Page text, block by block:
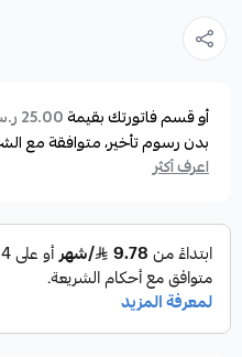
أو قسم فاتورتك بقيمة25.00 ر.س
بدون رسوم تأخير، متوافقة مع
اعرف أكثر